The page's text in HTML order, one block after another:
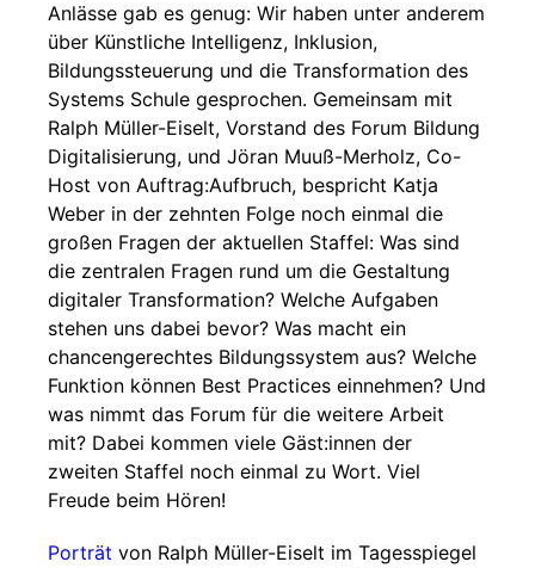
Anlässe gab es genug: Wir haben unter anderem
über Künstliche Intelligenz, Inklusion,
Bildungssteuerung und die Transformation des
Systems Schule gesprochen. Gemeinsam mit
Ralph Müller-Eiselt, Vorstand des Forum Bildung
Digitalisierung, und Jöran Muuß-Merholz, Co-
Host von Auftrag:Aufbruch, bespricht Katja
Weber in der zehnten Folge noch einmal die
großen Fragen der aktuellen Staffel: Was sind
die zentralen Fragen rund um die Gestaltung
digitaler Transformation? Welche Aufgaben
stehen uns dabei bevor? Was macht ein
chancengerechtes Bildungssystem aus? Welche
Funktion können Best Practices einnehmen? Und
was nimmt das Forum für die weitere Arbeit
mit? Dabei kommen viele Gäst:innen der
zweiten Staffel noch einmal zu Wort. Viel
Freude beim Hören!
Porträt von Ralph Müller-Eiselt im Tagesspiegel